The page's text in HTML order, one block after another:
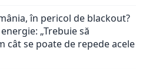
în pericol de blackout?
„Trebuie să
cât se poate de repede acele